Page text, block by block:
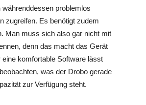
problemlos
zugreifen. Es benötigt zudem
Man muss sich also gar nicht mit
denn das macht das Gerät
eine komfortable Software lässt
was der Drobo gerade
zur Verfügung steht.